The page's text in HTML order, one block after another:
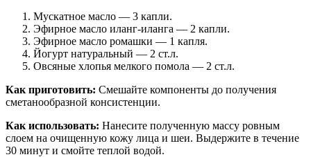
Мускатное масло — 3 капли.
Эфирное масло иланг-иланга — 2 капли.
Эфирное масло ромашки — 1 капля.
Йогурт натуральный — 2 ст.л.
Овсяные хлопья мелкого помола — 2 ст.л.
Как приготовить: Смешайте компоненты до получения
сметанообразной консистенции.
Как использовать: Нанесите полученную массу ровным
слоем на очищенную кожу лица и шеи. Выдержите в течение
30 минут и смойте теплой водой.